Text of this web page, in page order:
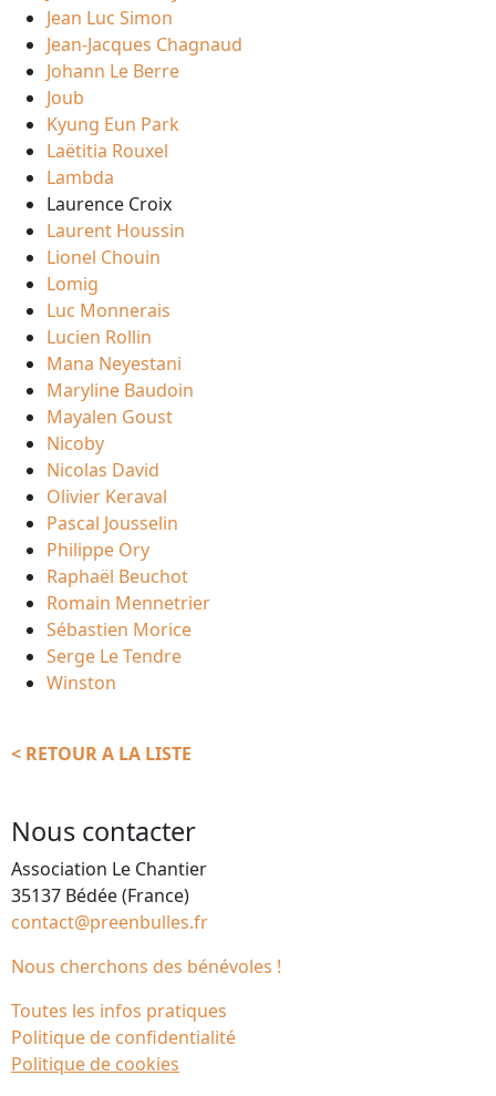
Jean Luc Simon
Jean-Jacques Chagnaud
Johann Le Berre
Joub
Kyung Eun Park
Laëtitia Rouxel
Lambda
Laurence Croix
Laurent Houssin
Lionel Chouin
Lomig
Luc Monnerais
Lucien Rollin
Mana Neyestani
Maryline Baudoin
Mayalen Goust
Nicoby
Nicolas David
Olivier Keraval
Pascal Jousselin
Philippe Ory
Raphaël Beuchot
Romain Mennetrier
Sébastien Morice
Serge Le Tendre
Winston
< RETOUR A LA LISTE
Nous contacter
Association Le Chantier
35137 Bédée (France)
contact@preenbulles.fr
Nous cherchons des bénévoles !
Toutes les infos pratiques
Politique de confidentialité
Politique de cookies